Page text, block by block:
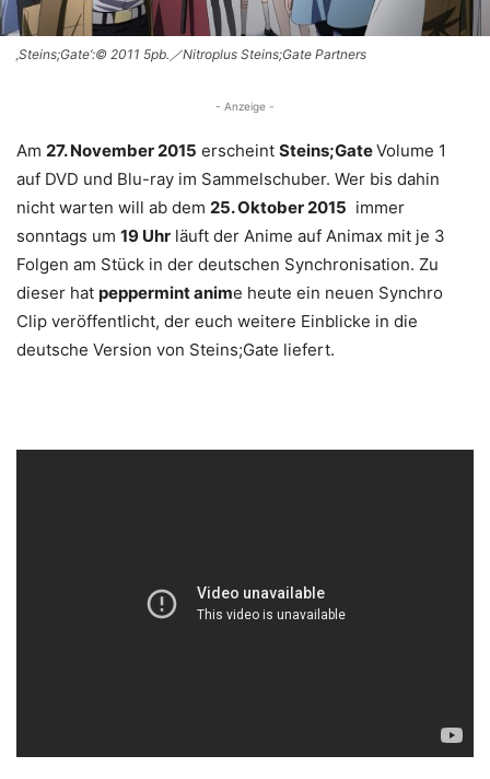
‚Steins;Gate‘:© 2011 5pb.／Nitroplus Steins;Gate Partners
- Anzeige -
Am 27. November 2015 erscheint Steins;GateVolume 1
auf DVD und Blu-ray im Sammelschuber. Wer bis dahin
nicht warten will ab dem 25. Oktober 2015 immer
sonntags um 19 Uhr läuft der Anime auf Animax mit je 3
Folgen am Stück in der deutschen Synchronisation. Zu
dieser hat peppermint anime heute ein neuen Synchro
Clip veröffentlicht, der euch weitere Einblicke in die
deutsche Version von Steins;Gate liefert.